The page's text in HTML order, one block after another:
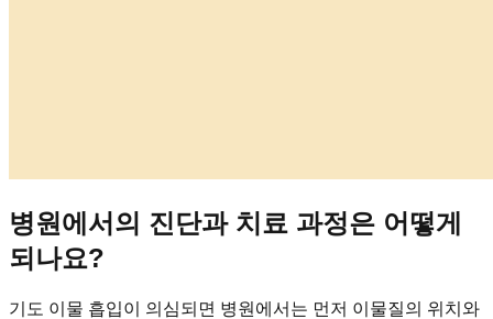
병원에서의 진단과 치료 과정은 어떻게
되나요?
기도 이물 흡입이 의심되면 병원에서는 먼저 이물질의 위치와